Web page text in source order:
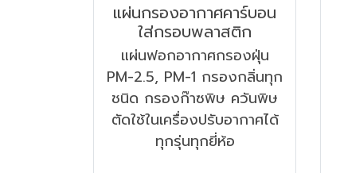
แผ่นกรองอากาศคาร์บอน
ใส่กรอบพลาสติก
แผ่นฟอกอากาศกรองฝุ่น
PM-2.5, PM-1 กรองกลิ่นทุก
ชนิด กรองก๊าซพิษ ควันพิษ
ตัดใช้ในเครื่องปรับอากาศได้
ทุกรุ่นทุกยี่ห้อ